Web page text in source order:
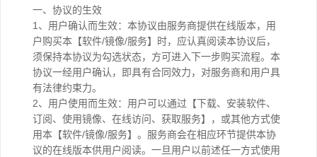
一、协议的生效
1、用户确认而生效：本协议由服务商提供在线版本，用
户购买本【软件/镜像/服务】时，应认真阅读本协议后，
须保持本协议为勾选状态，方可进入下一步购买流程。本
协议一经用户确认，即具有合同效力，对服务商和用户具
有法律约束力。
2、用户使用而生效：用户可以通过【下载、安装软件、
订阅、使用镜像、在线访问、获取服务】，或其他方式使
用本【软件/镜像/服务】。服务商会在相应环节提供本协
议的在线版本供用户阅读。一旦用户以前述任一方式使用